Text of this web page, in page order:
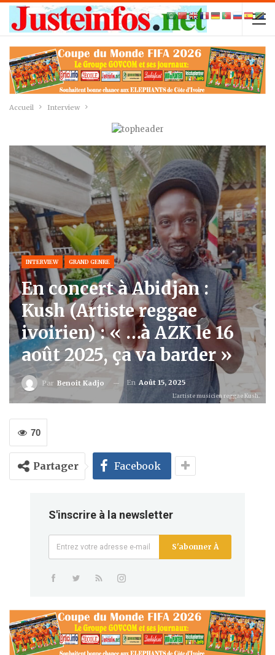
Accueil Interview
INTERVIEW GRAND GENRE
En concert à Abidjan :
Kush (Artiste reggae
ivoirien) : « …à AZK le 16
août 2025, ça va barder »
Par Benoit Kadjo En Août 15, 2025
L'artiste musicien reggae Kush.
70
Partager Facebook
S'inscrire à la newsletter
S'abonner À